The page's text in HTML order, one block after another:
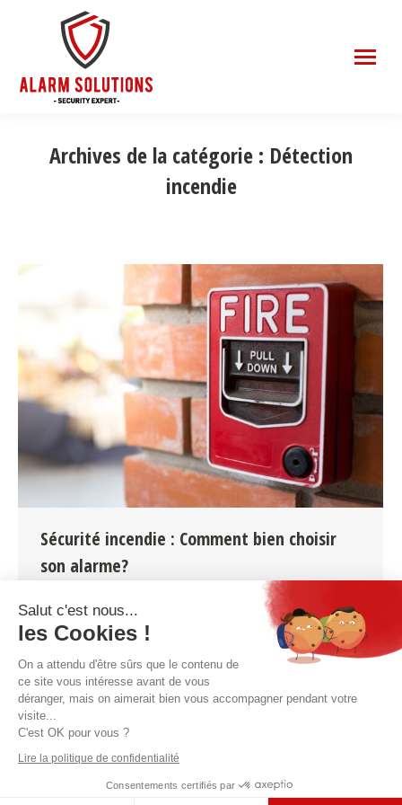
Archives de la catégorie : Détection
incendie
Sécurité incendie : Comment bien choisir
son alarme?
30 novembre 2023
De la maison à l’entreprise, découvrez
comment choisir le bon système d’alarme
incendie pour votre bâtiment.
INCERT
Salut c'est nous...
les Cookies !
On a attendu d'être sûrs que le contenu de
ce site vous intéresse avant de vous
déranger, mais on aimerait bien vous accompagner pendant votre
visite...
C'est OK pour vous ?
Lire la politique de confidentialité
Consentements certifiés par